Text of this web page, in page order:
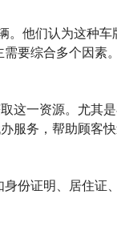
。他们认为这种
要综合多个因素。
这一资源。尤其
务，帮助顾客快
份证明、居住证